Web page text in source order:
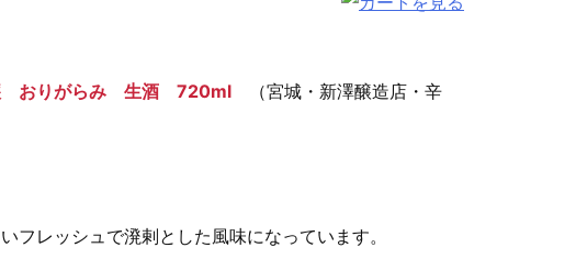
醸 おりがらみ 生酒 720ml （宮城・新澤醸造店・辛
フレッシュで溌剌とした風味になっています。